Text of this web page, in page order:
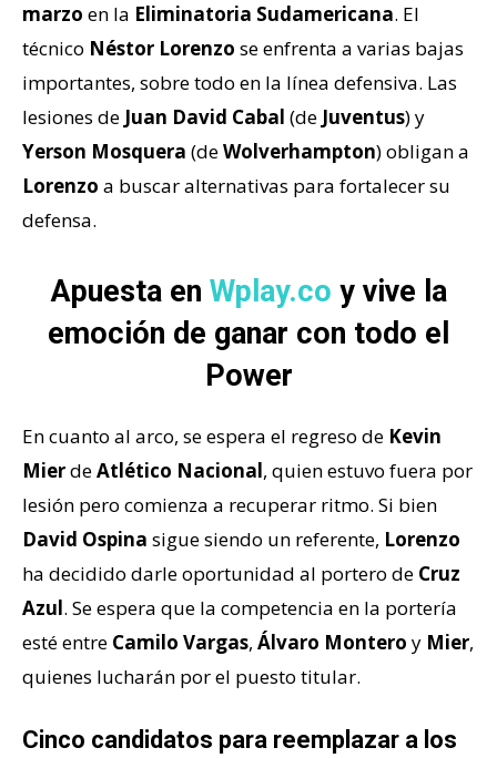
marzo en la Eliminatoria Sudamericana. El
técnico Néstor Lorenzo se enfrenta a varias bajas
importantes, sobre todo en la línea defensiva. Las
lesiones de Juan David Cabal (de Juventus) y
Yerson Mosquera (deWolverhampton) obligan a
Lorenzo a buscar alternativas para fortalecer su
defensa.
Apuesta en Wplay.co y vive la
emoción de ganar con todo el
Power
En cuanto al arco, se espera el regreso de Kevin
MierdeAtlético Nacional, quien estuvo fuera por
lesión pero comienza a recuperar ritmo. Si bien
David Ospina sigue siendo un referente, Lorenzo
ha decidido darle oportunidad al portero de Cruz
Azul. Se espera que la competencia en la portería
esté entre Camilo Vargas, Álvaro Montero y Mier,
quienes lucharán por el puesto titular.
Cinco candidatos para reemplazar a los